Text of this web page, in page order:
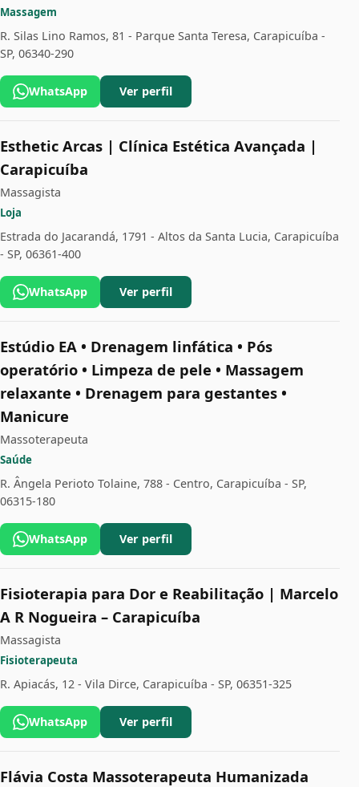
Massagem
R. Silas Lino Ramos, 81 - Parque Santa Teresa, Carapicuíba -
SP, 06340-290
WhatsApp Ver perfil
Esthetic Arcas | Clínica Estética Avançada |
Carapicuíba
Massagista
Loja
Estrada do Jacarandá, 1791 - Altos da Santa Lucia, Carapicuíba
- SP, 06361-400
WhatsApp Ver perfil
Estúdio EA • Drenagem linfática • Pós
operatório • Limpeza de pele • Massagem
relaxante • Drenagem para gestantes •
Manicure
Massoterapeuta
Saúde
R. Ângela Perioto Tolaine, 788 - Centro, Carapicuíba - SP,
06315-180
WhatsApp Ver perfil
Fisioterapia para Dor e Reabilitação | Marcelo
A R Nogueira – Carapicuíba
Massagista
Fisioterapeuta
R. Apiacás, 12 - Vila Dirce, Carapicuíba - SP, 06351-325
WhatsApp Ver perfil
Flávia Costa Massoterapeuta Humanizada